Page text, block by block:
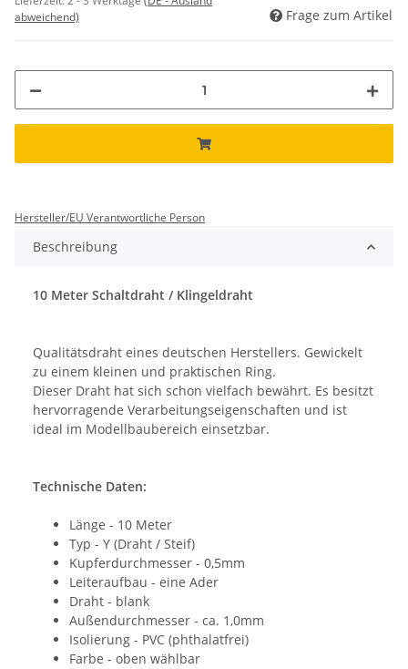
abweichend)
Frage zum Artikel
Hersteller/EU Verantwortliche Person
Beschreibung
10 Meter Schaltdraht / Klingeldraht
Qualitätsdraht eines deutschen Herstellers. Gewickelt
zu einem kleinen und praktischen Ring.
Dieser Draht hat sich schon vielfach bewährt. Es besitzt
hervorragende Verarbeitungseigenschaften und ist
ideal im Modellbaubereich einsetzbar.
Technische Daten:
Länge - 10 Meter
Typ - Y (Draht / Steif)
Kupferdurchmesser - 0,5mm
Leiteraufbau - eine Ader
Draht - blank
Außendurchmesser - ca. 1,0mm
Isolierung - PVC (phthalatfrei)
Farbe - oben wählbar